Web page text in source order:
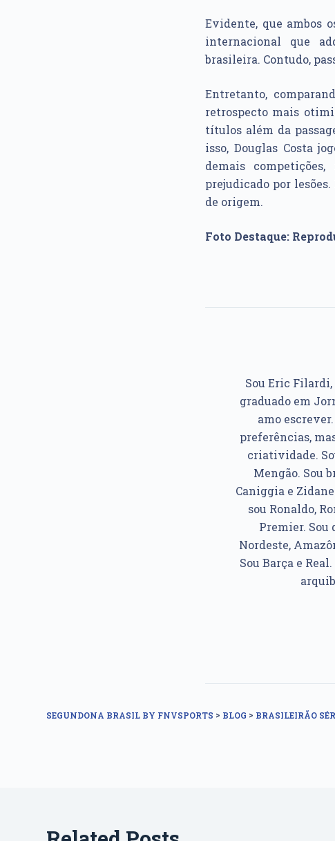
Evidente, que ambos
internacional que
brasileira. Contudo,
Entretanto,
retrospecto mais
títulos além da
isso, Douglas Costa
demais
prejudicado por
de origem.
Foto Destaque:
Sou Eric Filardi,
graduado em
amo
preferências,
criatividade.
Mengão. Sou
Caniggia e
sou Ronaldo,
Premier. Sou
Nordeste,
Sou Barça e
SEGUNDONA BRASIL BY FNVSPORTS > BLOG > BRASILEIRÃO